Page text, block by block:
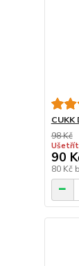
CUKK
98 Kč
90
80 Kč